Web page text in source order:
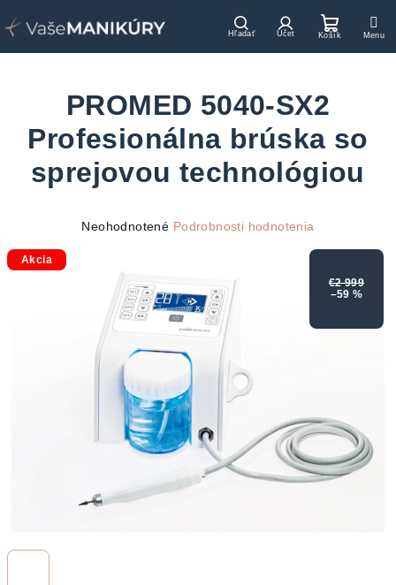
na
HľadaťPrihlásenie
košík
PROMED 5040-SX2
Profesionálna brúska so
sprejovou technológiou
Priemerné
hviezdičiek.
Neohodnotené Podrobnosti hodnotenia
Akcia
€2 999
–59 %